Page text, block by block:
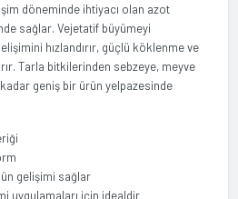
döneminde ihtiyacı olan azot
sağlar. Vejetatif büyümeyi
hızlandırır, güçlü köklenme ve
Tarla bitkilerinden sebzeye, meyve
geniş bir ürün yelpazesinde
gelişimi sağlar
uygulamaları için idealdir